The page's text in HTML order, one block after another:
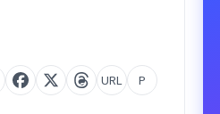
URL P